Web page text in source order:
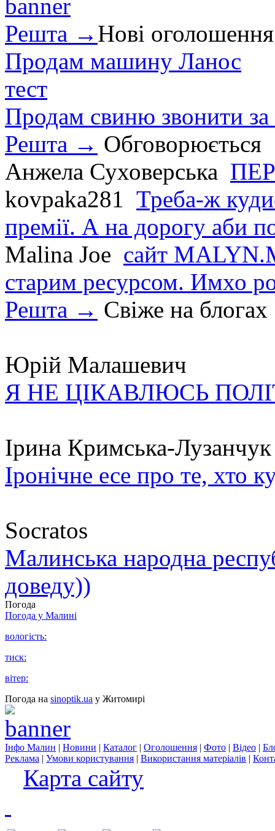
Решта → Нові оголошення
Продам машину Ланос
тест
Продам свиню звонити
Решта → Обговорюється
Анжела Суховерська
kovpaka281 Треба-ж
премії. А на дорогу аби
Malina Joe сайт
старим ресурсом. Имхо
Решта → Свіже на блогах
Юрій Малашевич
Я НЕ ЦІКАВЛЮСЬ
Ірина Кримська-Лузанчук
Іронічне есе про те, хто
Socratos
Малинська народна
доведу))
Погода
Погода у Малині
вологість:
тиск:
вітер:
Погода на sinoptik.ua у Житомирі
Інфо Малин | Новини | Каталог | Оголошення | Фото | Відео |
Реклама | Умови користування | Використання матеріалів |
Карта сайту